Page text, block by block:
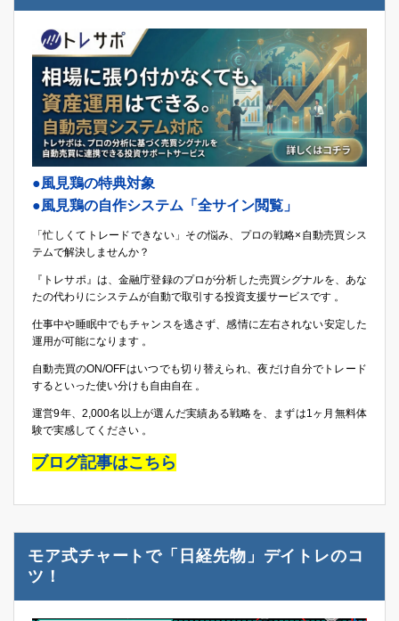
●風見鶏の特典対象
●風見鶏の自作システム「全サイン閲覧」
「忙しくてトレードできない」その悩み、プロの戦略×自動売買シス
テムで解決しませんか？
『トレサポ』は、金融庁登録のプロが分析した売買シグナルを、あな
たの代わりにシステムが自動で取引する投資支援サービスです 。
仕事中や睡眠中でもチャンスを逃さず、感情に左右されない安定した
運用が可能になります 。
自動売買のON/OFFはいつでも切り替えられ、夜だけ自分でトレード
するといった使い分けも自由自在 。
運営9年、2,000名以上が選んだ実績ある戦略を、まずは1ヶ月無料体
験で実感してください 。
ブログ記事はこちら
モア式チャートで「日経先物」デイトレのコ
ツ！